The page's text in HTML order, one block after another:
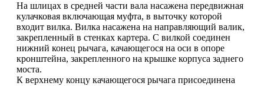
На шлицах в средней части вала насажена передвижная
кулачковая включающая муфта, в выточку которой
входит вилка. Вилка насажена на направляющий валик,
закрепленный в стенках картера. С вилкой соединен
нижний конец рычага, качающегося на оси в опоре
кронштейна, закрепленного на крышке корпуса заднего
моста.
К верхнему концу качающегося рычага присоединена